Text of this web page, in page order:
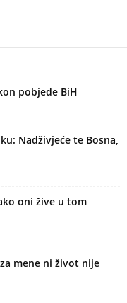
pobjede BiH
Nadživjeće te Bosna,
oni žive u tom
mene ni život nije